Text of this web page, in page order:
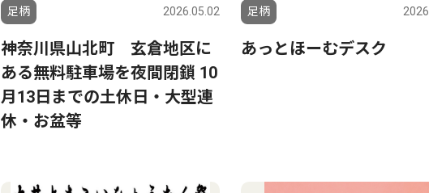
足柄 2026.05.02
神奈川県山北町 玄倉地区に
ある無料駐車場を夜間閉鎖 10
月13日までの土休日・大型連
休・お盆等
足柄
あっとほーむデスク